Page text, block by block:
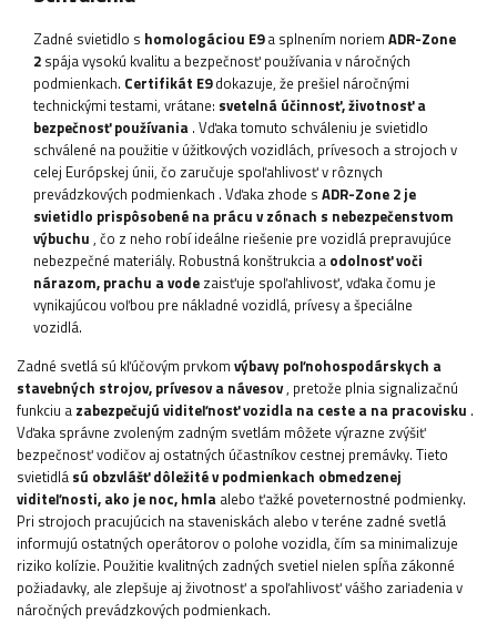
Zadné svietidlo s homologáciou E9a splnením noriem ADR-Zone
2 spája vysokú kvalitu a bezpečnosť používania v náročných
podmienkach. Certifikát E9dokazuje, že prešiel náročnými
technickými testami, vrátane: svetelná účinnosť, životnosť a
bezpečnosť používania . Vďaka tomuto schváleniu je svietidlo
schválené na použitie v úžitkových vozidlách, prívesoch a strojoch v
celej Európskej únii, čo zaručuje spoľahlivosť v rôznych
prevádzkových podmienkach . Vďaka zhode s ADR-Zone 2je
svietidlo prispôsobené na prácu v zónach s nebezpečenstvom
výbuchu , čo z neho robí ideálne riešenie pre vozidlá prepravujúce
nebezpečné materiály. Robustná konštrukcia a odolnosť voči
nárazom, prachu a vode zaisťuje spoľahlivosť, vďaka čomu je
vynikajúcou voľbou pre nákladné vozidlá, prívesy a špeciálne
vozidlá.
Zadné svetlá sú kľúčovým prvkom výbavy poľnohospodárskych a
stavebných strojov, prívesov a návesov, pretože plnia signalizačnú
funkciu a zabezpečujú viditeľnosť vozidla na ceste a na pracovisku .
Vďaka správne zvoleným zadným svetlám môžete výrazne zvýšiť
bezpečnosť vodičov aj ostatných účastníkov cestnej premávky. Tieto
svietidlá sú obzvlášť dôležité v podmienkach obmedzenej
viditeľnosti, ako je noc, hmla alebo ťažké poveternostné podmienky.
Pri strojoch pracujúcich na staveniskách alebo v teréne zadné svetlá
informujú ostatných operátorov o polohe vozidla, čím sa minimalizuje
riziko kolízie. Použitie kvalitných zadných svetiel nielen spĺňa zákonné
požiadavky, ale zlepšuje aj životnosť a spoľahlivosť vášho zariadenia v
náročných prevádzkových podmienkach.